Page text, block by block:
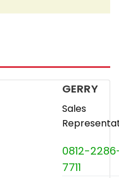
GERRY
Sales
0812-
7711